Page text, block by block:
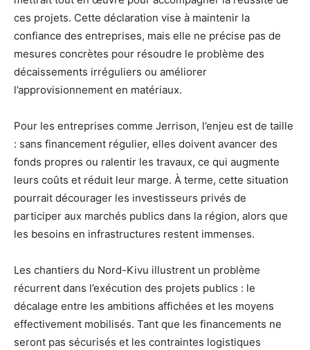
ces projets. Cette déclaration vise à maintenir la
confiance des entreprises, mais elle ne précise pas de
mesures concrètes pour résoudre le problème des
décaissements irréguliers ou améliorer
l’approvisionnement en matériaux.
Pour les entreprises comme Jerrison, l’enjeu est de taille
: sans financement régulier, elles doivent avancer des
fonds propres ou ralentir les travaux, ce qui augmente
leurs coûts et réduit leur marge. À terme, cette situation
pourrait décourager les investisseurs privés de
participer aux marchés publics dans la région, alors que
les besoins en infrastructures restent immenses.
Les chantiers du Nord-Kivu illustrent un problème
récurrent dans l’exécution des projets publics : le
décalage entre les ambitions affichées et les moyens
effectivement mobilisés. Tant que les financements ne
seront pas sécurisés et les contraintes logistiques